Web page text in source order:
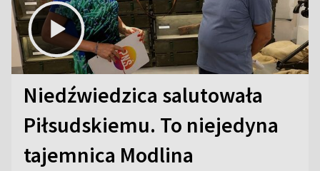
Niedźwiedzica salutowała
Piłsudskiemu. To niejedyna
tajemnica Modlina